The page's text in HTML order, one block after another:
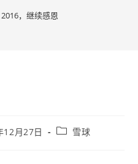
2016，继续感恩
12月27日
Post雪球